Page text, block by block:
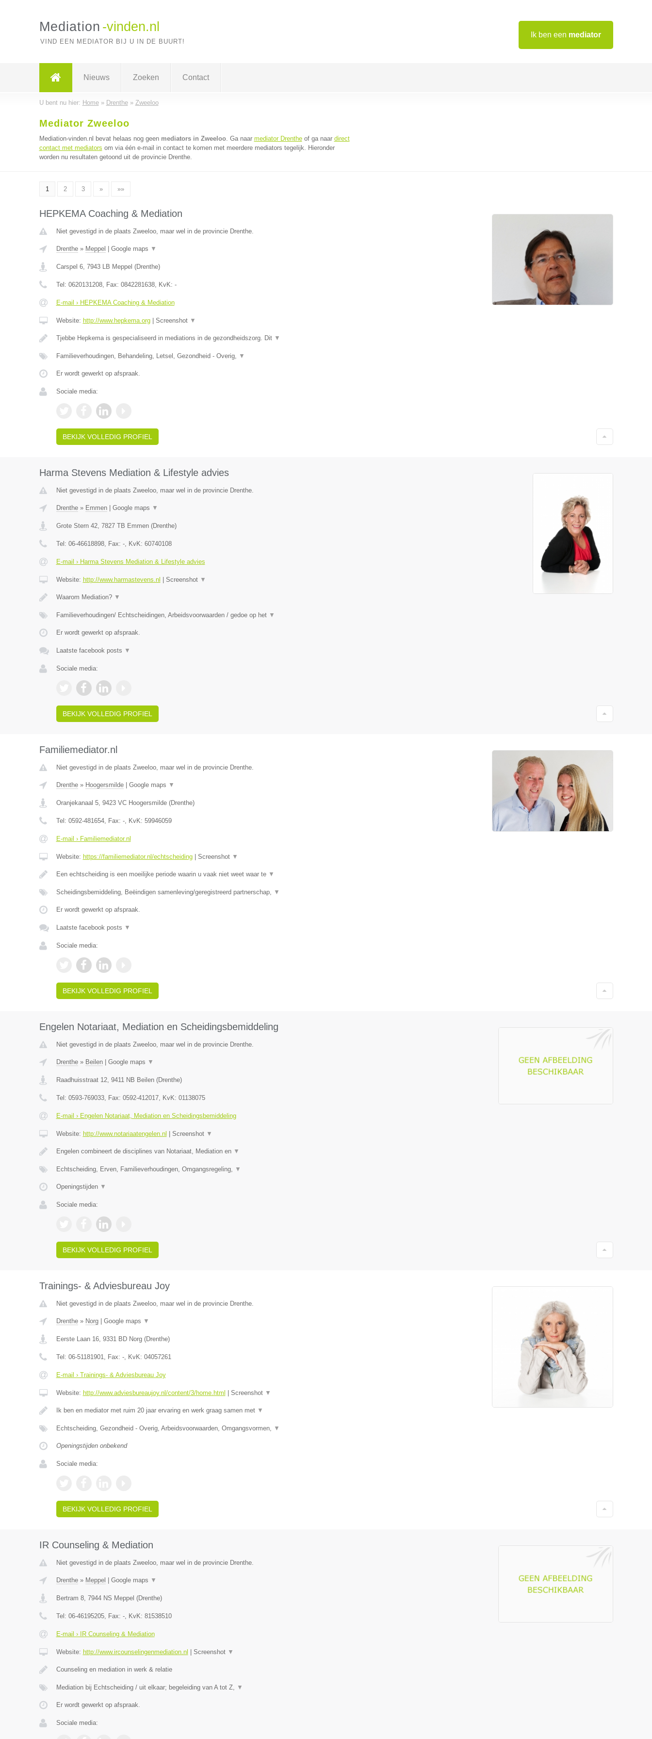
Ik ben een mediator
Mediation -vinden.nl
VIND EEN MEDIATOR BIJ U IN DE BUURT!
Nieuws Zoeken Contact
U bent nu hier: Home» Drenthe» Zweeloo
Mediator Zweeloo
Mediation-vinden.nl bevat helaas nog geen mediators in Zweeloo. Ga naar mediator Drentheof ga naar direct
contact met mediators om via één e-mail in contact te komen met meerdere mediators tegelijk. Hieronder
worden nu resultaten getoond uit de provincie Drenthe.
1 2 3 » »»
HEPKEMA Coaching & Mediation
Niet gevestigd in de plaats Zweeloo, maar wel in de provincie Drenthe.
Drenthe» Meppel Google maps ▼
Carspel 6, 7943 LB Meppel (Drenthe)
Tel: 0620131208, Fax: 0842281638, KvK: -
E-mail › HEPKEMA Coaching & Mediation
Website: http://www.hepkema.org| Screenshot ▼
Tjebbe Hepkema is gespecialiseerd in mediations in de gezondheidszorg. Dit ▼
Familieverhoudingen, Behandeling, Letsel, Gezondheid - Overig, ▼
Er wordt gewerkt op afspraak.
Sociale media:
BEKIJK VOLLEDIG PROFIEL
Harma Stevens Mediation & Lifestyle advies
Niet gevestigd in de plaats Zweeloo, maar wel in de provincie Drenthe.
Drenthe» Emmen| Google maps ▼
Grote Stern 42, 7827 TB Emmen(Drenthe)
Tel: 06-46618898, Fax: -, KvK: 60740108
E-mail › Harma Stevens Mediation & Lifestyle advies
Website: http://www.harmastevens.nl Screenshot ▼
Waarom Mediation? ▼
Familieverhoudingen/ Echtscheidingen, Arbeidsvoorwaarden / gedoe op het ▼
Er wordt gewerkt op afspraak.
Laatste facebook posts ▼
Sociale media:
BEKIJK VOLLEDIG PROFIEL
Familiemediator.nl
Niet gevestigd in de plaats Zweeloo, maar wel in de provincie Drenthe.
Drenthe» Hoogersmilde| Google maps ▼
Oranjekanaal 5, 9423 VC Hoogersmilde(Drenthe)
Tel: 0592-481654, Fax: -, KvK: 59946059
E-mail › Familiemediator.nl
Website: https://familiemediator.nl/echtscheiding| Screenshot ▼
Een echtscheiding is een moeilijke periode waarin u vaak niet weet waar te ▼
Scheidingsbemiddeling, Beëindigen samenleving/geregistreerd partnerschap, ▼
Er wordt gewerkt op afspraak.
Laatste facebook posts ▼
Sociale media:
BEKIJK VOLLEDIG PROFIEL
Engelen Notariaat, Mediation en Scheidingsbemiddeling
Niet gevestigd in de plaats Zweeloo, maar wel in de provincie Drenthe.
Drenthe» Beilen| Google maps ▼
Raadhuisstraat 12, 9411 NB Beilen(Drenthe)
Tel: 0593-769033, Fax: 0592-412017, KvK: 01138075
E-mail › Engelen Notariaat, Mediation en Scheidingsbemiddeling
Website: http://www.notariaatengelen.nl Screenshot ▼
Engelen combineert de disciplines van Notariaat, Mediation en ▼
Echtscheiding, Erven, Familieverhoudingen, Omgangsregeling, ▼
Openingstijden ▼
Sociale media:
BEKIJK VOLLEDIG PROFIEL
Trainings- & Adviesbureau Joy
Niet gevestigd in de plaats Zweeloo, maar wel in de provincie Drenthe.
Drenthe» Norg| Google maps ▼
Eerste Laan 16, 9331 BD Norg(Drenthe)
Tel: 06-51181901, Fax: -, KvK: 04057261
E-mail › Trainings- & Adviesbureau Joy
Website: http://www.adviesbureaujoy.nl/content/3/home.html Screenshot ▼
Ik ben en mediator met ruim 20 jaar ervaring en werk graag samen met ▼
Echtscheiding, Gezondheid - Overig, Arbeidsvoorwaarden, Omgangsvormen, ▼
Openingstijden onbekend
Sociale media:
BEKIJK VOLLEDIG PROFIEL
IR Counseling & Mediation
Niet gevestigd in de plaats Zweeloo, maar wel in de provincie Drenthe.
Drenthe» Meppel Google maps ▼
Bertram 8, 7944 NS Meppel (Drenthe)
Tel: 06-46195205, Fax: -, KvK: 81538510
E-mail › IR Counseling & Mediation
Website: http://www.ircounselingenmediation.nl Screenshot ▼
Counseling en mediation in werk & relatie
Mediation bij Echtscheiding / uit elkaar; begeleiding van A tot Z, ▼
Er wordt gewerkt op afspraak.
Sociale media: